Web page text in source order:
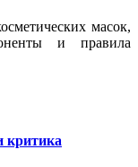
масок,
и правила
критика